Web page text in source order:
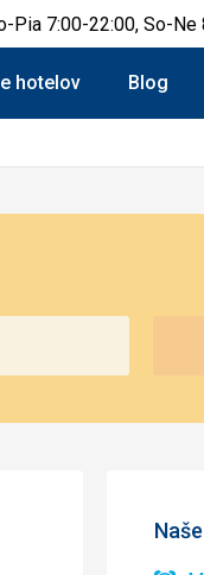
Pia 7:00-22:00, So-Ne
hotelov Blog